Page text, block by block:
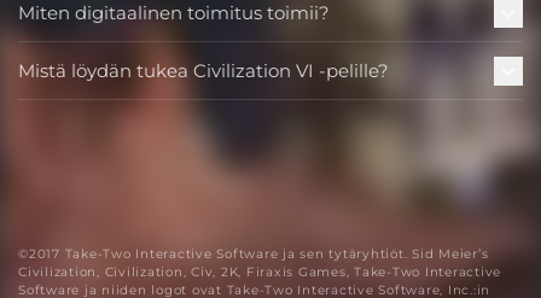
Miten digitaalinen toimitus toimii?
Mistä löydän tukea Civilization VI -pelille?
©2017 Take-Two Interactive Software ja sen tytäryhtiöt. Sid Meier’s
Civilization, Civilization, Civ, 2K, Firaxis Games, Take-Two Interactive
Software ja niiden logot ovat Take-Two Interactive Software, Inc.:in